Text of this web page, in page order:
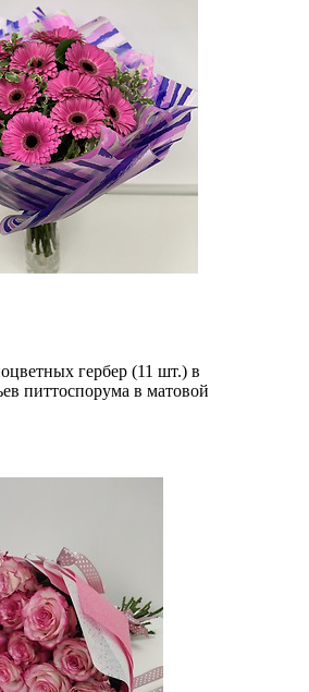
гербер (11 шт.) в
питтоспорума в матовой